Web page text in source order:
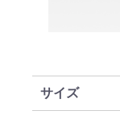
サイズ